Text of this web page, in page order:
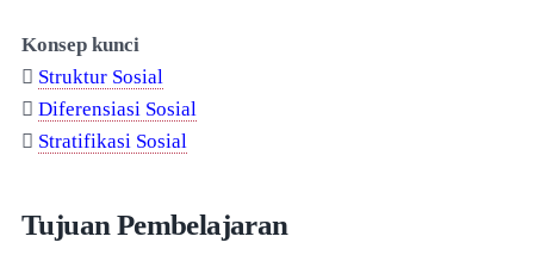
Konsep kunci
 Struktur Sosial
 Diferensiasi Sosial
 Stratifikasi Sosial
Tujuan Pembelajaran